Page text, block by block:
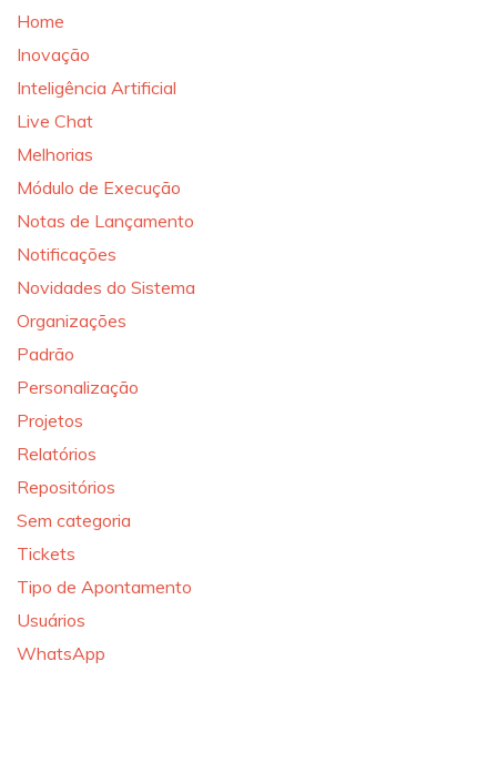
Home
Inovação
Inteligência Artificial
Live Chat
Melhorias
Módulo de Execução
Notas de Lançamento
Notificações
Novidades do Sistema
Organizações
Padrão
Personalização
Projetos
Relatórios
Repositórios
Sem categoria
Tickets
Tipo de Apontamento
Usuários
WhatsApp